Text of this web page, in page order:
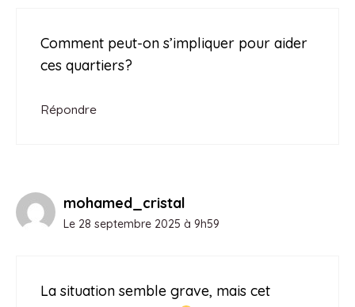
Comment peut-on s’impliquer pour aider
ces quartiers?
Répondre
mohamed_cristal
Le 28 septembre 2025 à 9h59
La situation semble grave, mais cet